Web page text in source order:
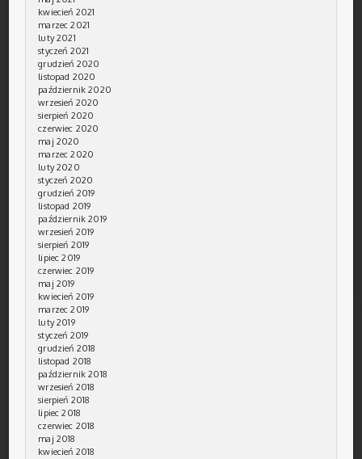
kwiecień 2021
marzec 2021
luty 2021
styczeń 2021
grudzień 2020
listopad 2020
październik 2020
wrzesień 2020
sierpień 2020
czerwiec 2020
maj 2020
marzec 2020
luty 2020
styczeń 2020
grudzień 2019
listopad 2019
październik 2019
wrzesień 2019
sierpień 2019
lipiec 2019
czerwiec 2019
maj 2019
kwiecień 2019
marzec 2019
luty 2019
styczeń 2019
grudzień 2018
listopad 2018
październik 2018
wrzesień 2018
sierpień 2018
lipiec 2018
czerwiec 2018
maj 2018
kwiecień 2018